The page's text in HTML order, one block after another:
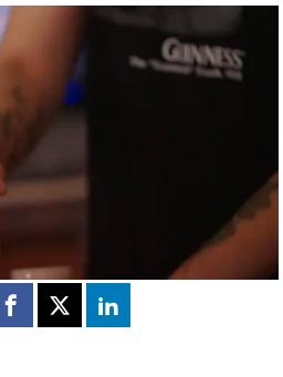
de alcohol en España: "Muchas
intoxican antes de salir de casa" |
alcoholismo crece entre mujeres
noviembre de 2022, 11:12
Facebook
X Linkedin